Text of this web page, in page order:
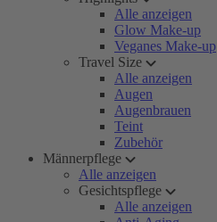
Alle anzeigen
Glow Make-up
Veganes Make-up
Travel Size
Alle anzeigen
Augen
Augenbrauen
Teint
Zubehör
Männerpflege
Alle anzeigen
Gesichtspflege
Alle anzeigen